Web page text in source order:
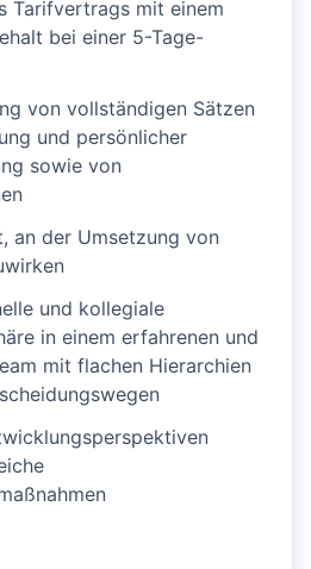
Tarifvertrags mit einem
bei einer 5-Tage-
von vollständigen Sätzen
und persönlicher
sowie von
an der Umsetzung von
und kollegiale
in einem erfahrenen und
mit flachen Hierarchien